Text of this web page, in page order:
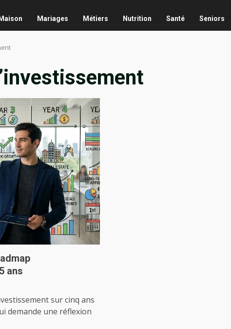
Maison Mariages Métiers Nutrition Santé Seniors
ans
sur cinq ans
demande une réflexion